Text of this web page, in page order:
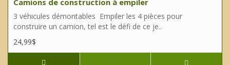
3 véhicules démontables Empiler les 4 pièces pour
construire un camion, tel est le défi de ce je..
24,99$